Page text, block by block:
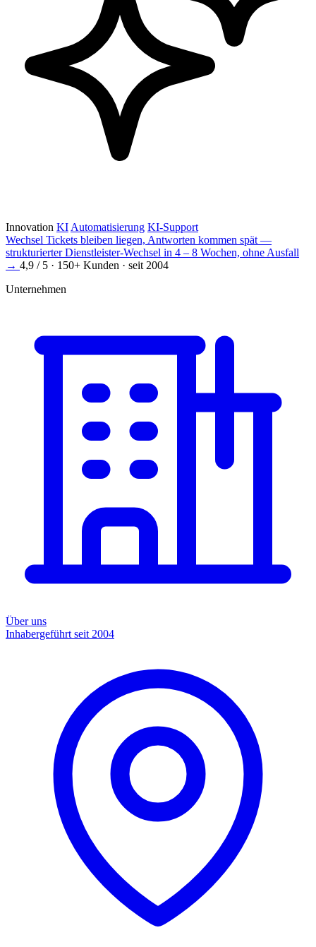
Innovation KI Automatisierung KI-Support
Wechsel Tickets bleiben liegen, Antworten kommen spät —
strukturierter Dienstleister-Wechsel in 4 – 8 Wochen, ohne Ausfall
→ 4,9 / 5 · 150+ Kunden · seit 2004
Unternehmen
Über uns
Inhabergeführt seit 2004